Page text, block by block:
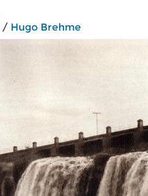
/ Hugo Brehme